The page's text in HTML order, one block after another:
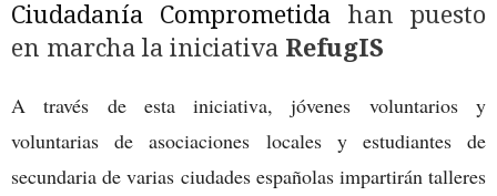
Ciudadanía Comprometida han puesto
en marcha la iniciativa RefugIS
A través de esta iniciativa, jóvenes voluntarios y
voluntarias de asociaciones locales y estudiantes de
secundaria de varias ciudades españolas impartirán talleres